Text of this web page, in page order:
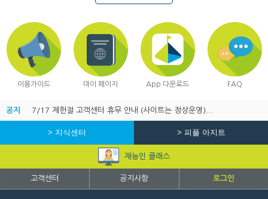
이용가이드 마이 페이지 App 다운로드 FAQ
공지 7/17 제헌절 고객센터 휴무 안내 (사이트는 정상운영)...
> 지식센터 > 피플 아지트
재능인 클래스
고객센터 공지사항 로그인